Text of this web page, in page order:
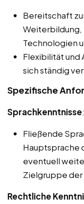
Bereitschaft
Weiterbildung,
Technologien
Flexibilität und
sich ständig
Spezifische
Sprachkenntnisse:
Fließende
Hauptsprache
eventuell
Zielgruppe
Rechtliche